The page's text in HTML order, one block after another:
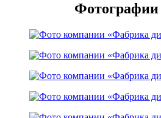
Фотографии